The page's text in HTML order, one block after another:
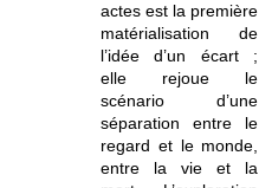
actes est la première
matérialisation de
l’idée d’un écart ;
elle rejoue le
scénario d’une
séparation entre le
regard et le monde,
entre la vie et la